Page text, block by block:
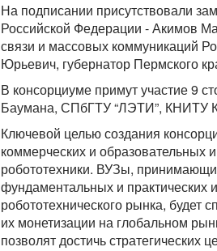
На подписании присутствовали
Российской Федерации - Акимов
связи и массовых коммуникаций
Юрьевич, губернатор Пермского
В консорциуме примут участие 9
Баумана, СПбГТУ “ЛЭТИ”,
Ключевой целью создания
коммерческих и образовательных
робототехники. ВУЗы,
фундаментальных и практических
робототехнического рынка, будет
их монетизации на глобальном
позволят достичь стратегических